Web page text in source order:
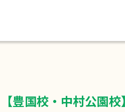
【豊国校・中村公園